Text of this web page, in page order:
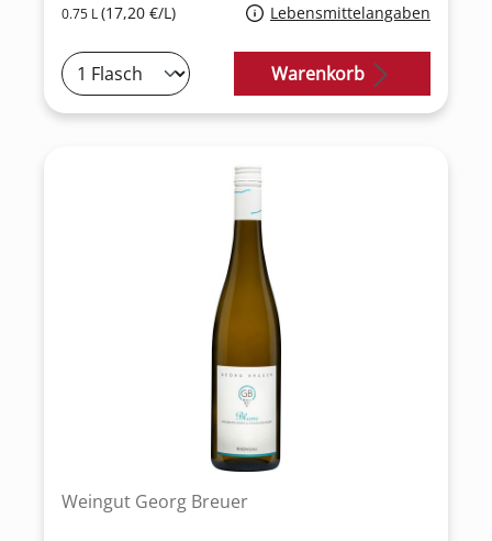
0.75 L(17,20 €/L) Lebensmittelangaben
Warenkorb
Weingut Georg Breuer